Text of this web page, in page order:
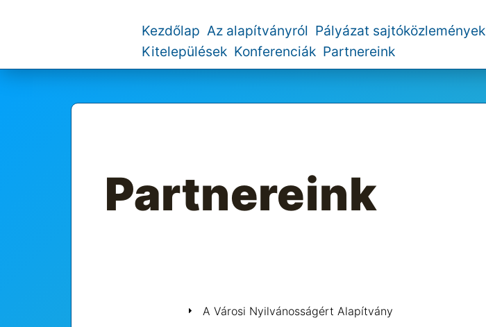
Kezdőlap Az alapítványról Pályázat sajtóközlemények
Kitelepülések Konferenciák Partnereink
Partnereink
A Városi Nyilvánosságért Alapítvány